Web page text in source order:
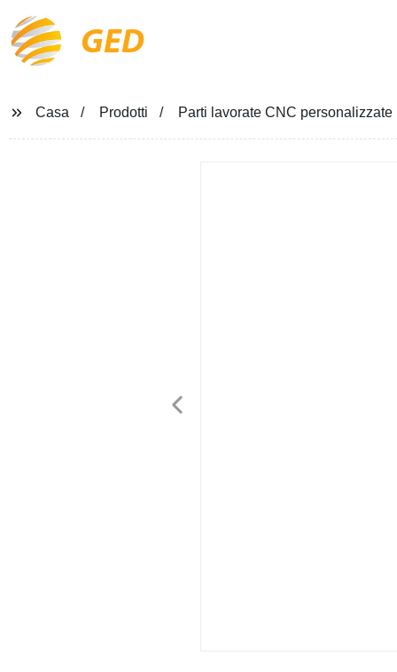
GED
Casa Prodotti Parti lavorate CNC